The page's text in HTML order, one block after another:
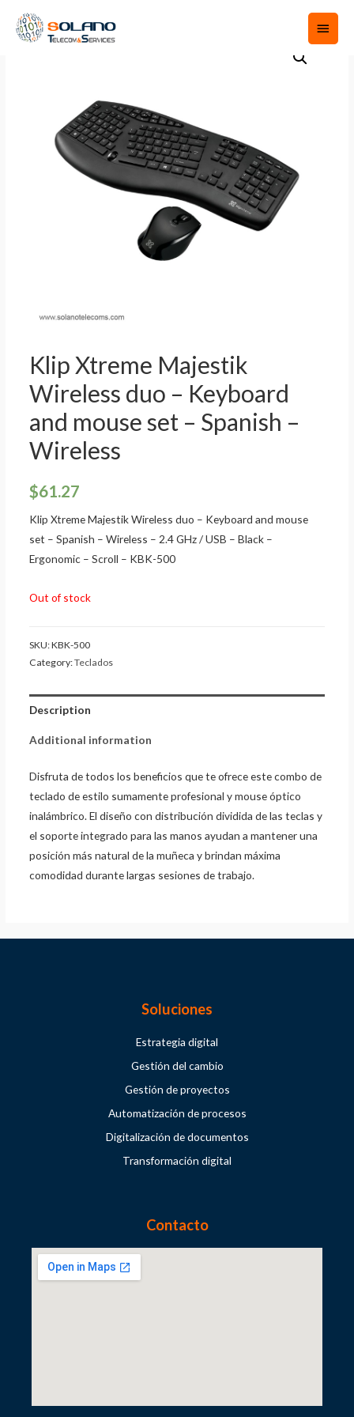
Klip Xtreme Majestik
Wireless duo – Keyboard
and mouse set – Spanish –
Wireless
$61.27
Klip Xtreme Majestik Wireless duo – Keyboard and mouse
set – Spanish – Wireless – 2.4 GHz / USB – Black –
Ergonomic – Scroll – KBK-500
Out of stock
SKU:KBK-500
Category:Teclados
Description
Additional information
Disfruta de todos los beneficios que te ofrece este combo de
teclado de estilo sumamente profesional y mouse óptico
inalámbrico. El diseño con distribución dividida de las teclas y
el soporte integrado para las manos ayudan a mantener una
posición más natural de la muñeca y brindan máxima
comodidad durante largas sesiones de trabajo.
Soluciones
Estrategia digital
Gestión del cambio
Gestión de proyectos
Automatización de procesos
Digitalización de documentos
Transformación digital
Contacto